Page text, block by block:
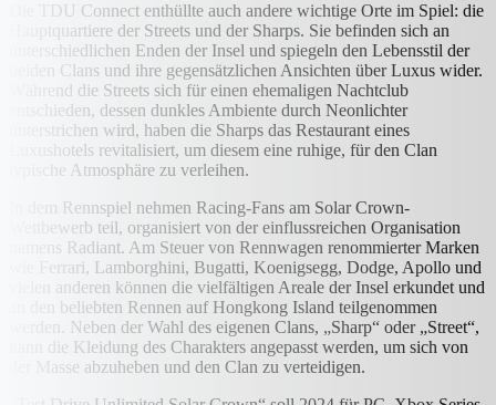
Die TDU Connect enthüllte auch andere wichtige Orte im Spiel: die
Hauptquartiere der Streets und der Sharps. Sie befinden sich an
unterschiedlichen Enden der Insel und spiegeln den Lebensstil der
beiden Clans und ihre gegensätzlichen Ansichten über Luxus wider.
Während die Streets sich für einen ehemaligen Nachtclub
entschieden, dessen dunkles Ambiente durch Neonlichter
unterstrichen wird, haben die Sharps das Restaurant eines
Luxushotels revitalisiert, um diesem eine ruhige, für den Clan
typische Atmosphäre zu verleihen.
In dem Rennspiel nehmen Racing-Fans am Solar Crown-
Wettbewerb teil, organisiert von der einflussreichen Organisation
namens Radiant. Am Steuer von Rennwagen renommierter Marken
wie Ferrari, Lamborghini, Bugatti, Koenigsegg, Dodge, Apollo und
vielen anderen können die vielfältigen Areale der Insel erkundet und
an den beliebten Rennen auf Hongkong Island teilgenommen
werden. Neben der Wahl des eigenen Clans, „Sharp“ oder „Street“,
kann die Kleidung des Charakters angepasst werden, um sich von
der Masse abzuheben und den Clan zu verteidigen.